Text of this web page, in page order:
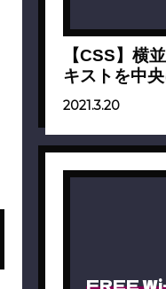
【CSS】横
キストを中
2021.3.20
FREE